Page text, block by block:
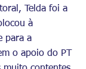
Telda foi a
à
para a
o apoio do PT